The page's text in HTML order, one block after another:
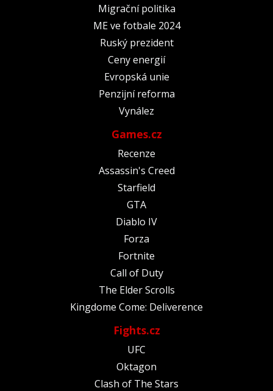
Migrační politika
ME ve fotbale 2024
Ruský prezident
Ceny energií
Evropská unie
Penzijní reforma
Vynález
Games.cz
Recenze
Assassin's Creed
Starfield
GTA
Diablo IV
Forza
Fortnite
Call of Duty
The Elder Scrolls
Kingdome Come: Deliverence
Fights.cz
UFC
Oktagon
Clash of The Stars